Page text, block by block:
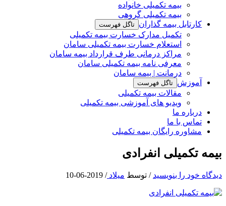
بیمه تکمیلی خانواده
بیمه تکمیلی گروهی
کارتابل بیمه گذاران تاگل فهرست
تکمیل مدارک خسارت بیمه تکمیلی
استعلام خسارت بیمه تکمیلی سامان
مراکز درمانی طرف قرارداد بیمه سامان
معرفی نامه بیمه تکمیلی سامان
درمانت | بیمه سامان
آموزش تاگل فهرست
مقالات بیمه تکمیلی
ویدیو های آموزشی بیمه تکمیلی
درباره ما
تماس با ما
مشاوره رایگان بیمه تکمیلی
بیمه تکمیلی انفرادی
دیدگاه‌ خود را بنویسید / توسط میلاد/
2019-06-10